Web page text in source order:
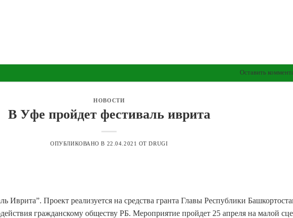
Оставить
НОВОСТИ
В Уфе пройдет фестиваль иврита
ОПУБЛИКОВАНО В 22.04.2021 ОТDRUGI
Иврита”. Проект реализуется на средства гранта Главы Республики
гражданскому обществу РБ. Мероприятие пройдет 25 апреля на малой